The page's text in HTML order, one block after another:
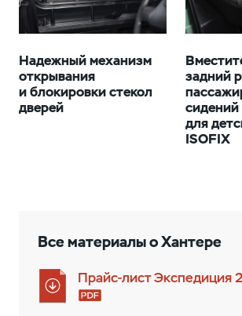
Надежный механизм
открывания
и блокировки стекол
дверей
задний
для
ISOFIX
Все материалы о Хантерe
Прайс-лист Экспедиция